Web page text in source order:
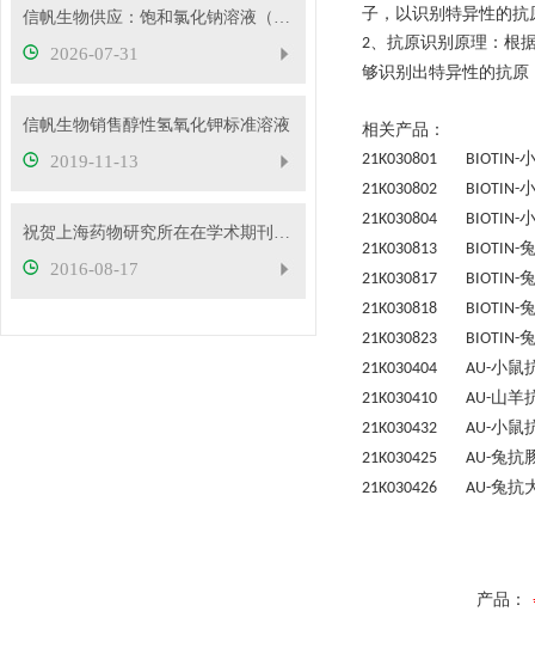
信帆生物供应：饱和氯化钠溶液（26.5%）
2026-07-31
信帆生物销售醇性氢氧化钾标准溶液
2019-11-13
祝贺上海药物研究所在在学术期刊elife在线发表研究论文
2016-08-17
子，以识别特异性的抗
2、 抗原识别原理 ： 根
够识别出特异性的抗
相关产品：
21K030801 BIOTIN-
21K030802 BIOTIN-
21K030804 BIOTIN-
21K030813 BIOTIN-
21K030817 BIOTIN-
21K030818 BIOTIN-
21K030823 BIOTIN-
21K030404 AU-小鼠
21K030410 AU-山羊
21K030432 AU-小鼠
21K030425 AU-兔抗
21K030426 AU-兔抗
产品：